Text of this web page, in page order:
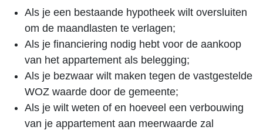
Als je een bestaande hypotheek wilt oversluiten
om de maandlasten te verlagen;
Als je financiering nodig hebt voor de aankoop
van het appartement als belegging;
Als je bezwaar wilt maken tegen de vastgestelde
WOZ waarde door de gemeente;
Als je wilt weten of en hoeveel een verbouwing
van je appartement aan meerwaarde zal